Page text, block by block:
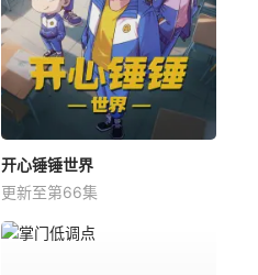
开心锤锤世界
更新至第66集